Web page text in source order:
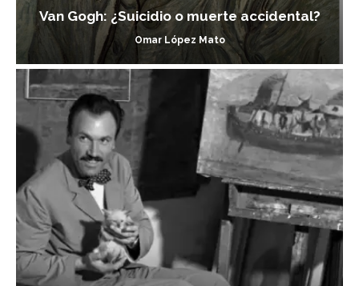
Van Gogh: ¿Suicidio o muerte accidental?
Omar López Mato